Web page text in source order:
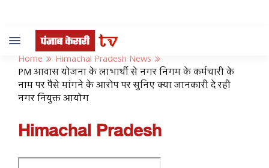
Toggle
navigation
Home
Himachal Pradesh News
PM आवास योजना के लाभार्थी से नगर निगम के कर्मचारी के
नाम पर पैसे मांगने के आरोप पर सुनिए क्या जानकारी दे रही
नगर नियुक्त आयोग
Himachal Pradesh